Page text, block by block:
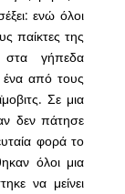
ενώ όλοι
παίκτες της
στα γήπεδα
ένα από τους
Σε μια
δεν πάτησε
φορά το
όλοι μια
να μείνει